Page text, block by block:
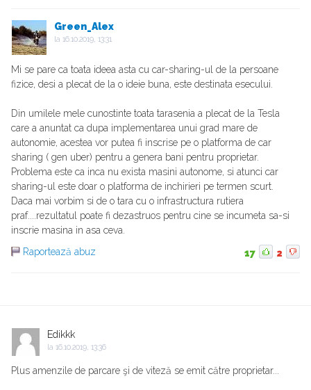
Green_Alex
la 16.10.2019, 13:31
Mi se pare ca toata ideea asta cu car-sharing-ul de la persoane
fizice, desi a plecat de la o ideie buna, este destinata esecului.
Din umilele mele cunostinte toata tarasenia a plecat de la Tesla
care a anuntat ca dupa implementarea unui grad mare de
autonomie, acestea vor putea fi inscrise pe o platforma de car
sharing ( gen uber) pentru a genera bani pentru proprietar.
Problema este ca inca nu exista masini autonome, si atunci car
sharing-ul este doar o platforma de inchirieri pe termen scurt.
Daca mai vorbim si de o tara cu o infrastructura rutiera
praf....rezultatul poate fi dezastruos pentru cine se incumeta sa-si
inscrie masina in asa ceva.
Raportează abuz
17 2
Edikkk
la 16.10.2019, 13:36
Plus amenzile de parcare şi de viteză se emit către proprietar...